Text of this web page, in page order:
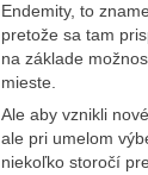
Endemity, to
pretože sa tam
na základe
mieste.
Ale aby vznikli
ale pri umelom
niekoľko storočí